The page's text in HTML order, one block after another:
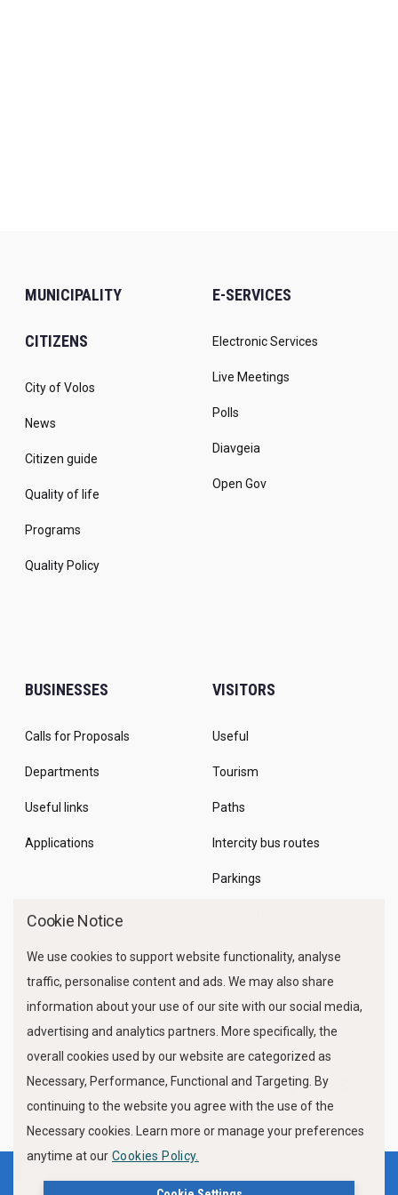
MUNICIPALITY
CITIZENS
City of Volos
News
Citizen guide
Quality of life
Programs
Quality Policy
E-SERVICES
Electronic Services
Live Meetings
Polls
Diavgeia
Open Gov
BUSINESSES
Calls for Proposals
Departments
Useful links
Applications
VISITORS
Useful
Tourism
Paths
Intercity bus routes
Parkings
FOLLOW US
Privacy Policy
Cookie Notice
We use cookies to support website functionality, analyse
traffic, personalise content and ads. We may also share
information about your use of our site with our social media,
advertising and analytics partners. More specifically, the
overall cookies used by our website are categorized as
Necessary, Performance, Functional and Targeting. By
continuing to the website you agree with the use of the
Necessary cookies. Learn more or manage your preferences
anytime at our Cookies Policy.